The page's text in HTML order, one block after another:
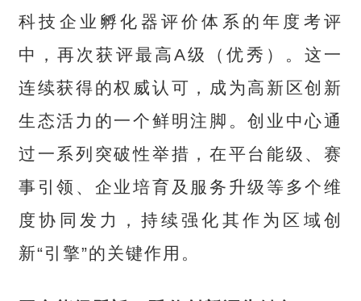
科技企业孵化器评价体系的年度考评
中，再次获评最高A级（优秀）。这一
连续获得的权威认可，成为高新区创新
生态活力的一个鲜明注脚。创业中心通
过一系列突破性举措，在平台能级、赛
事引领、 企业培育 及服务升级等多个维
度协同发力，持续强化其作为区域创
新“引擎”的关键作用。